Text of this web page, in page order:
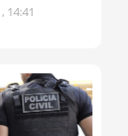
14:41